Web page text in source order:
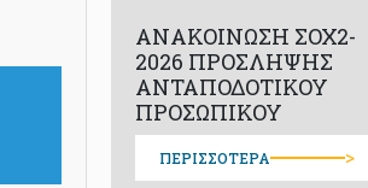
ΑΝΑΚΟΙΝΩΣΗ ΣΟΧ2-
2026 ΠΡΟΣΛΗΨΗΣ
ΑΝΤΑΠΟΔΟΤΙΚΟΥ
ΠΡΟΣΩΠΙΚΟΥ
ΠΕΡΙΣΣΟΤΕΡΑ >